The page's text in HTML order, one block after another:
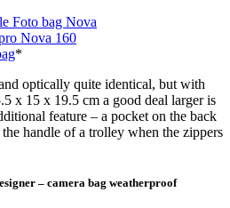
Nova 160
*
optically quite identical, but with
x 15 x 19.5 cm a good deal larger is
feature – a pocket on the back
handle of a trolley when the zippers
– camera bag weatherproof